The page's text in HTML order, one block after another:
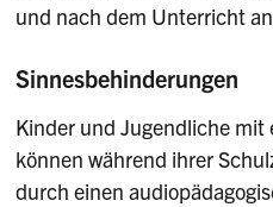
und nach dem Unterricht
Sinnesbehinderungen
Kinder und Jugendliche mit
können während ihrer
durch einen